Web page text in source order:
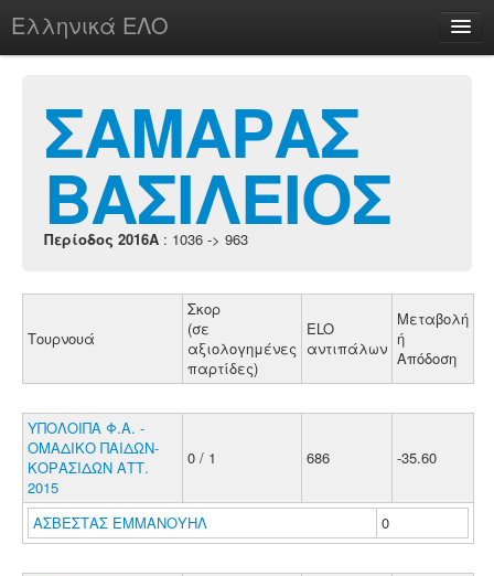
Ελληνικά ΕΛΟ
chesstu.be @ discord
Login
ΣΑΜΑΡΑΣ
ΒΑΣΙΛΕΙΟΣ
Περίοδος 2016A : 1036 -> 963
Τουρνουά
Σκορ
(σε
αξιολογημένες
παρτίδες)
ELO
αντιπάλων
Μεταβολή
ή
Απόδοση
ΥΠΟΛΟΙΠΑ Φ.Α. -
ΟΜΑΔΙΚΟ ΠΑΙΔΩΝ-
ΚΟΡΑΣΙΔΩΝ ΑΤΤ.
2015
0 / 1 686 -35.60
ΑΣΒΕΣΤΑΣ ΕΜΜΑΝΟΥΗΛ 0